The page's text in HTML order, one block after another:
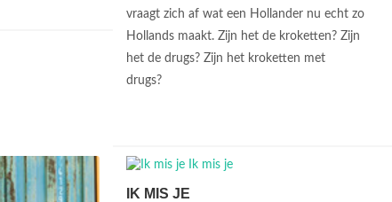
vraagt zich af wat een Hollander nu echt zo
Hollands maakt. Zijn het de kroketten? Zijn
het de drugs? Zijn het kroketten met
drugs?
IK MIS JE